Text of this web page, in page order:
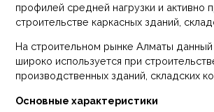
профилей средней нагрузки и активно
строительстве каркасных зданий,
300 мм обеспечивает высокую
конструкции и позволяет эффективно
нагрузку по всей системе перекрытий.
На строительном рынке Алматы
широко используется при
производственных зданий, складских
Благодаря оптимальному соотношению
Основные характеристики